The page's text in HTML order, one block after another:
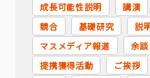
成長可能性説明 講演
競合
基礎研究 説
マスメディア報道
余談
提携獲得活動
ご挨拶